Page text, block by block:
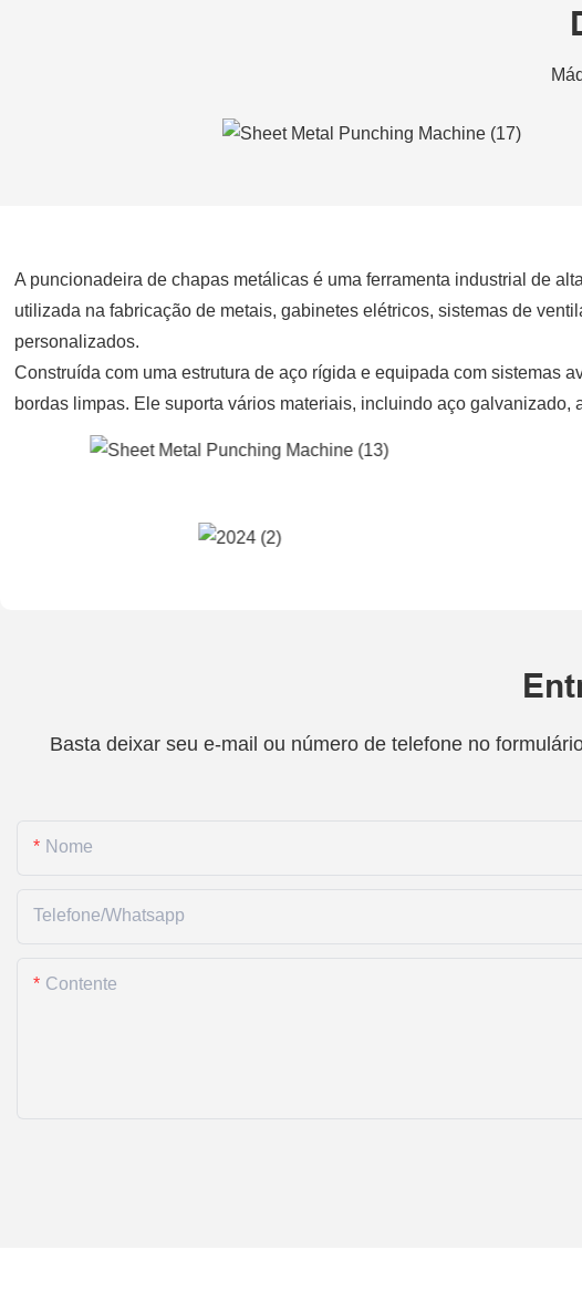
A puncionadeira de chapas metálicas é uma ferramenta industrial de
utilizada na fabricação de metais, gabinetes elétricos, sistemas de
personalizados.
Construída com uma estrutura de aço rígida e equipada com sistemas
bordas limpas. Ele suporta vários materiais, incluindo aço
Basta deixar seu e-mail ou número de telefone no
Nome
Telefone/whatsapp
Contente